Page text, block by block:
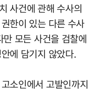
사건에 관해 수사의
한이 있는 다른 수사
모든 사건을 검찰에
에 담기지 않았다.
소인에서 고발인까지